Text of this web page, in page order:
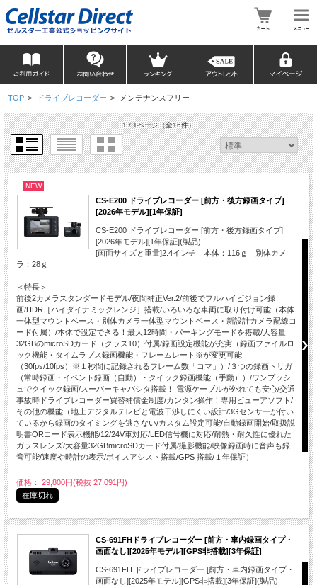
TOP > ドライブレコーダー > メンテナンスフリー
1 / 1ページ（全16件）
NEW
CS-E200 ドライブレコーダー [前方・後方録画タイプ]
[2026年モデル][1年保証]
CS-E200 ドライブレコーダー [前方・後方録画タイプ]
[2026年モデル][1年保証](製品)
[画面サイズと重量]2.4インチ 本体：116ｇ 別体カメ
ラ：28ｇ
＜特長＞
前後2カメラスタンダードモデル/夜間補正Ver.2/前後でフルハイビジョン録
画/HDR［ハイダイナミックレンジ］搭載/いろいろな車両に取り付け可能（本体
一体型マウントベース・別体カメラ一体型マウントベース・新設計カメラ配線コ
ード付属）/本体で設定できる！最大12時間・パーキングモードを搭載/大容量
32GBのmicroSDカード（クラス10）付属/録画設定機能が充実（録画ファイルロ
ック機能・タイムラプス録画機能・フレームレート※が変更可能
（30fps/10fps）※１秒間に記録されるフレーム数「コマ」）/３つの録画トリガ
（常時録画・イベント録画（自動）・クイック録画機能（手動））/ワンプッシ
ュでクイック録画/スーパーキャパシタ搭載！ 電源ケーブルが外れても安心/交通
事故時ドライブレコーダー買替補償金制度/カンタン操作！専用ビューアソフト/
その他の機能（地上デジタルテレビと電波干渉しにくい設計/3Gセンサーが付い
ているから録画のタイミングを逃さない/カスタム設定可能/自動録画開始/取扱説
明書QRコード表示機能/12/24V車対応/LED信号機に対応/耐熱・耐久性に優れた
ガラスレンズ/大容量32GBmicroSDカード付属/撮影機能/映像録画時に音声も録
音可能/速度や時計の表示/ボイスアシスト搭載/GPS 搭載/１年保証）
価格： 29,800円(税抜 27,091円)
在庫切れ
CS-691FHドライブレコーダー [前方・車内録画タイプ・
画面なし][2025年モデル][GPS非搭載][3年保証]
CS-691FH ドライブレコーダー [前方・車内録画タイプ・
画面なし][2025年モデル][GPS非搭載][3年保証](製品)